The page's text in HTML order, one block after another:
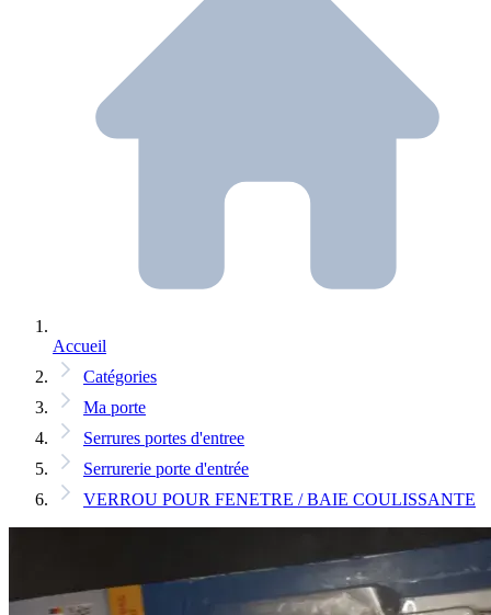
Accueil
Catégories
Ma porte
Serrures portes d'entree
Serrurerie porte d'entrée
VERROU POUR FENETRE / BAIE COULISSANTE